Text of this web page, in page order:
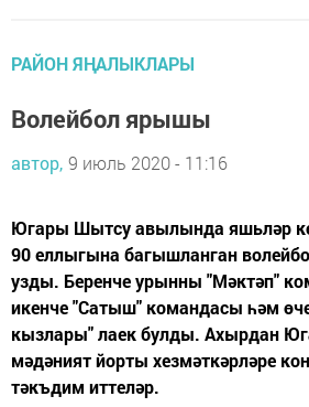
РАЙОН ЯҢАЛЫКЛАРЫ
Волейбол ярышы
автор, 9 июль 2020 - 11:16
Югары Шытсу авылында яшьләр
90 еллыгына багышланган
узды. Беренче урынны "Мәктәп"
икенче "Сатыш" командасы һәм
кызлары" лаек булды. Ахырдан
мәдәният йорты хезмәткәрләре
тәкъдим иттеләр.